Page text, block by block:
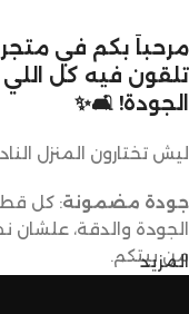
مرحباً بكم في متجر
تلقون فيه كل
الجودة! 🛋️✨
ليش تختارون المنزل
جودة مضمونة: كل
الجودة والدقة، علشان
من بيتكم.
المزيد